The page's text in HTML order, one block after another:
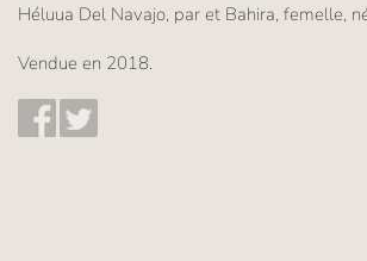
Héluua Del Navajo, par et Bahira, femelle,
Vendue en 2018.